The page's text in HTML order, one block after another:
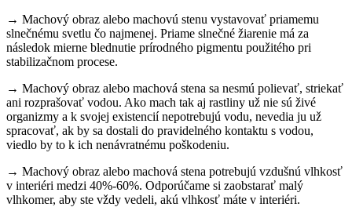
→ Machový obraz alebo machovú stenu vystavovať priamemu
slnečnému svetlu čo najmenej. Priame slnečné žiarenie má za
následok mierne blednutie prírodného pigmentu použitého pri
stabilizačnom procese.
→ Machový obraz alebo machová stena sa nesmú polievať, striekať
ani rozprašovať vodou. Ako mach tak aj rastliny už nie sú živé
organizmy a k svojej existencií nepotrebujú vodu, nevedia ju už
spracovať, ak by sa dostali do pravidelného kontaktu s vodou,
viedlo by to k ich nenávratnému poškodeniu.
→ Machový obraz alebo machová stena potrebujú vzdušnú vlhkosť
v interiéri medzi 40%-60%. Odporúčame si zaobstarať malý
vlhkomer, aby ste vždy vedeli, akú vlhkosť máte v interiéri.